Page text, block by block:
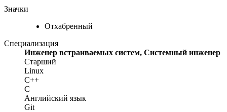
Значки
Отхабренный
Специализация
Инженер встраиваемых систем, Системный инженер
Старший
Linux
C++
C
Английский язык
Git